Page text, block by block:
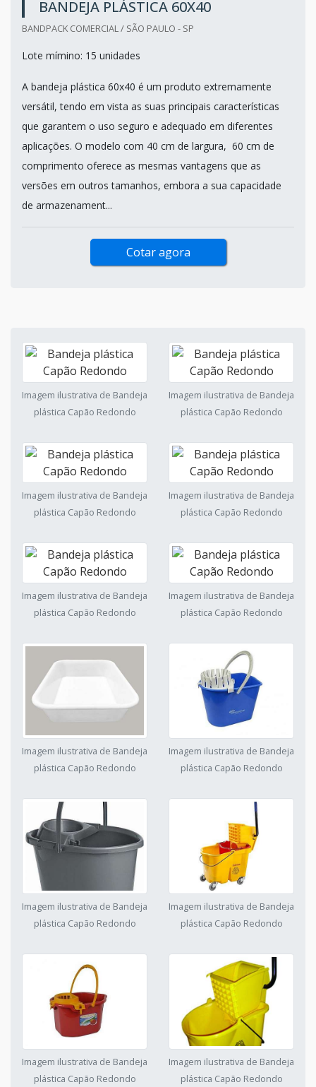
BANDEJA PLÁSTICA 60X40
BANDPACK COMERCIAL / SÃO PAULO - SP
Lote mímino: 15 unidades
A bandeja plástica 60x40 é um produto extremamente
versátil, tendo em vista as suas principais características
que garantem o uso seguro e adequado em diferentes
aplicações. O modelo com 40 cm de largura, 60 cm de
comprimento oferece as mesmas vantagens que as
versões em outros tamanhos, embora a sua capacidade
de armazenament...
Cotar agora
Imagem ilustrativa de Bandeja
plástica Capão Redondo
Imagem ilustrativa de Bandeja
plástica Capão Redondo
Imagem ilustrativa de Bandeja
plástica Capão Redondo
Imagem ilustrativa de Bandeja
plástica Capão Redondo
Imagem ilustrativa de Bandeja
plástica Capão Redondo
Imagem ilustrativa de Bandeja
plástica Capão Redondo
Imagem ilustrativa de Bandeja
plástica Capão Redondo
Imagem ilustrativa de Bandeja
plástica Capão Redondo
Imagem ilustrativa de Bandeja
plástica Capão Redondo
Imagem ilustrativa de Bandeja
plástica Capão Redondo
Imagem ilustrativa de Bandeja
plástica Capão Redondo
Imagem ilustrativa de Bandeja
plástica Capão Redondo